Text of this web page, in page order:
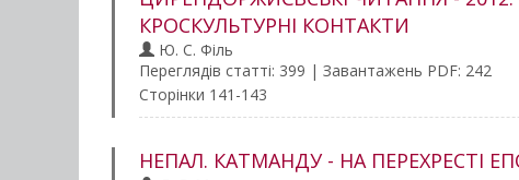
КРОСКУЛЬТУРНІ КОНТАКТИ
Ю. С. Філь
Переглядів статті: 399 | Завантажень PDF: 242
Сторінки 141-143
НЕПАЛ. КАТМАНДУ - НА ПЕРЕХРЕСТІ